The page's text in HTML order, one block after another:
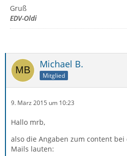
Gruß
EDV-Oldi
Michael B.
Mitglied
9. März 2015 um 10:23
Hallo mrb,
also die Angaben zum content
Mails lauten: